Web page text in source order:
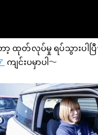
ာ့ ထုတ်လုပ်မှု ရပ်သွားပါပြီ
ကျင်းပမှာပါ〜